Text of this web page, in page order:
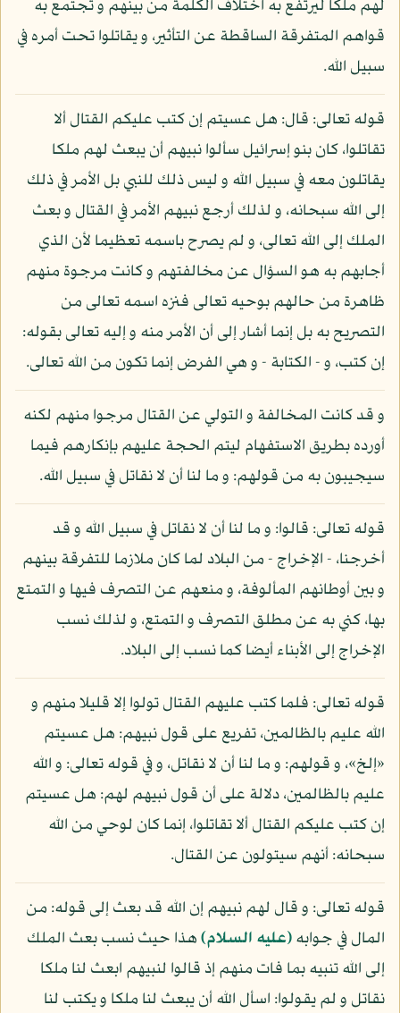
لهم ملكا ليرتفع به اختلاف الكلمة من بينهم و تجتمع به
قواهم المتفرقة الساقطة عن التأثير، و يقاتلوا تحت أمره في
سبيل الله.
قوله تعالى: قال: هل عسيتم إن كتب عليكم القتال ألا
تقاتلوا، كان بنو إسرائيل سألوا نبيهم أن يبعث لهم ملكا
يقاتلون معه في سبيل الله و ليس ذلك للنبي بل الأمر في ذلك
إلى الله سبحانه، و لذلك أرجع نبيهم الأمر في القتال و بعث
الملك إلى الله تعالى، و لم يصرح باسمه تعظيما لأن الذي
أجابهم به هو السؤال عن مخالفتهم و كانت مرجوة منهم
ظاهرة من حالهم بوحيه تعالى فنزه اسمه تعالى من
التصريح به بل إنما أشار إلى أن الأمر منه و إليه تعالى بقوله:
إن كتب، و - الكتابة - و هي الفرض إنما تكون من الله تعالى.
و قد كانت المخالفة و التولي عن القتال مرجوا منهم لكنه
أورده بطريق الاستفهام ليتم الحجة عليهم بإنكارهم فيما
سيجيبون به من قولهم: و ما لنا أن لا نقاتل في سبيل الله.
قوله تعالى: قالوا: و ما لنا أن لا نقاتل في سبيل الله و قد
أخرجنا، - الإخراج - من البلاد لما كان ملازما للتفرقة بينهم
و بين أوطانهم المألوفة، و منعهم عن التصرف فيها و التمتع
بها، كني به عن مطلق التصرف و التمتع، و لذلك نسب
الإخراج إلى الأبناء أيضا كما نسب إلى البلاد.
قوله تعالى: فلما كتب عليهم القتال تولوا إلا قليلا منهم و
الله عليم بالظالمين، تفريع على قول نبيهم: هل عسيتم
«إلخ»، و قولهم: و ما لنا أن لا نقاتل، و في قوله تعالى: و الله
عليم بالظالمين، دلالة على أن قول نبيهم لهم: هل عسيتم
إن كتب عليكم القتال ألا تقاتلوا، إنما كان لوحي من الله
سبحانه: أنهم سيتولون عن القتال.
قوله تعالى: و قال لهم نبيهم إن الله قد بعث إلى قوله: من
المال في جوابه(عليه السلام)هذا حيث نسب بعث الملك
إلى الله تنبيه بما فات منهم إذ قالوا لنبيهم ابعث لنا ملكا
نقاتل و لم يقولوا: اسأل الله أن يبعث لنا ملكا و يكتب لنا